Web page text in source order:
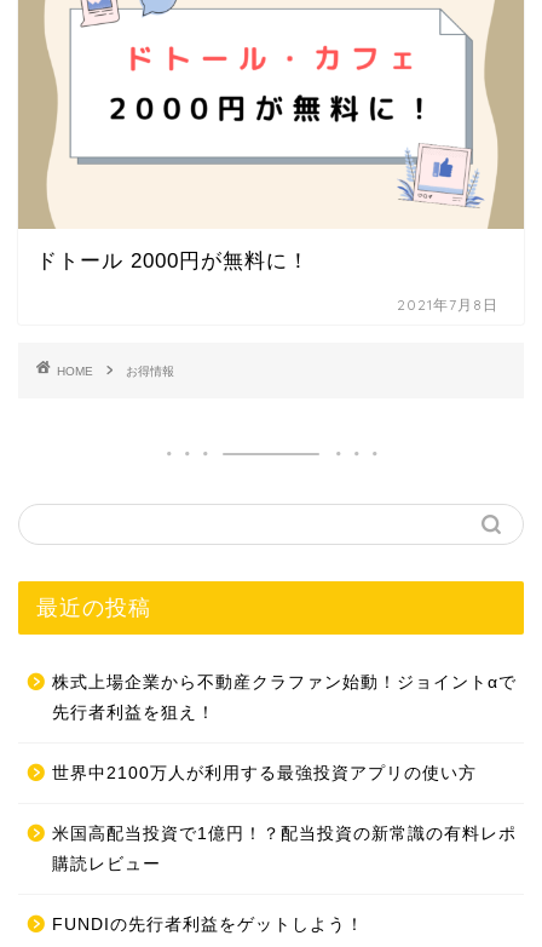
ドトール 2000円が無料に！
2021年7月8日
HOME お得情報
最近の投稿
株式上場企業から不動産クラファン始動！ジョイントαで
先行者利益を狙え！
世界中2100万人が利用する最強投資アプリの使い方
米国高配当投資で1億円！？配当投資の新常識の有料レポ
購読レビュー
FUNDIの先行者利益をゲットしよう！